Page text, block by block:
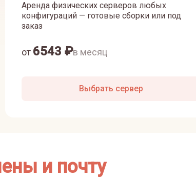
Аренда физических серверов любых
конфигураций — готовые сборки или под
заказ
от 6543 ₽в месяц
Выбрать сервер
и почту